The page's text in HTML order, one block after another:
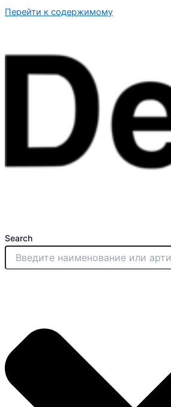
Перейти к содержимому
Search